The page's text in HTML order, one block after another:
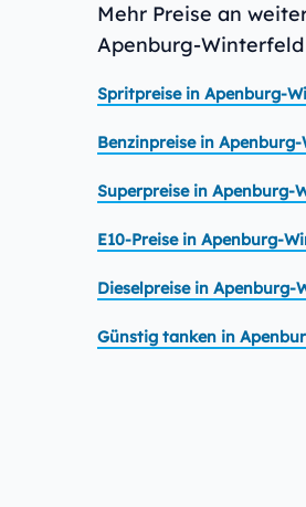
Mehr Preise an
Apenburg-Winterfeld
Spritpreise in Apenburg-
Benzinpreise in
Superpreise in Apenburg-
E10-Preise in Apenburg-
Dieselpreise in Apenburg-
Günstig tanken in